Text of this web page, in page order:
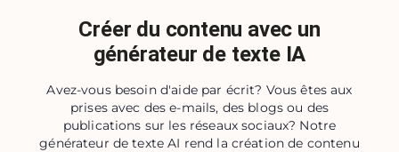
Créer du contenu avec un
générateur de texte IA
Avez-vous besoin d'aide par écrit? Vous êtes aux
prises avec des e-mails, des blogs ou des
publications sur les réseaux sociaux? Notre
générateur de texte AI rend la création de contenu